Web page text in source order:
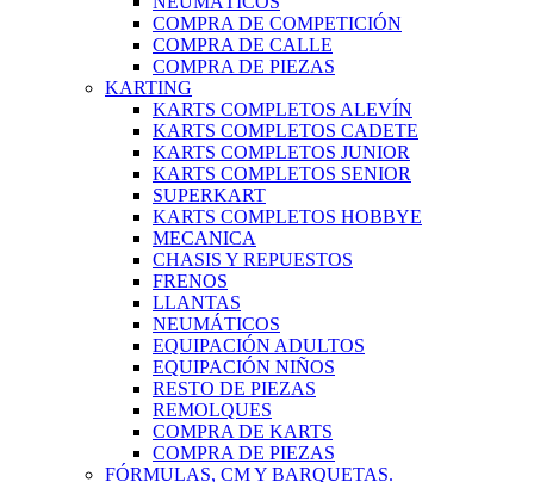
COMPRA DE COMPETICIÓN
COMPRA DE CALLE
COMPRA DE PIEZAS
KARTING
KARTS COMPLETOS ALEVÍN
KARTS COMPLETOS CADETE
KARTS COMPLETOS JUNIOR
KARTS COMPLETOS SENIOR
SUPERKART
KARTS COMPLETOS HOBBYE
MECANICA
CHASIS Y REPUESTOS
FRENOS
LLANTAS
NEUMÁTICOS
EQUIPACIÓN ADULTOS
EQUIPACIÓN NIÑOS
RESTO DE PIEZAS
REMOLQUES
COMPRA DE KARTS
COMPRA DE PIEZAS
FÓRMULAS, CM Y BARQUETAS.